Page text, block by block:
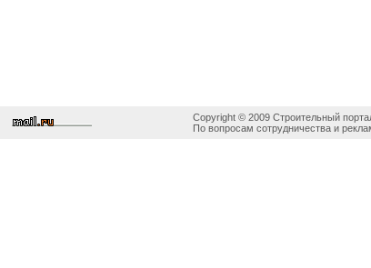
Copyright © 2009 Строительный
По вопросам сотрудничества и